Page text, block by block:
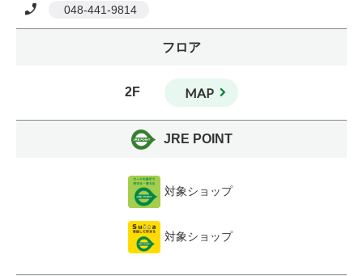
048-441-9814
フロア
2F MAP
JRE POINT
対象ショップ
対象ショップ